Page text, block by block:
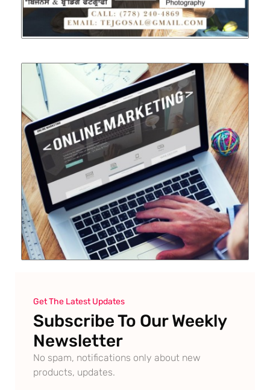
Get The Latest Updates
Subscribe To Our Weekly
Newsletter
No spam, notifications only about new
products, updates.